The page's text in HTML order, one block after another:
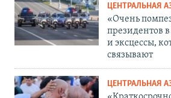
ЦЕНТРАЛЬНАЯ
«Очень
президентов
и эксцессы,
связывают
ЦЕНТРАЛЬНАЯ